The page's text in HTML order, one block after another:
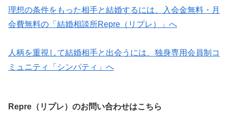
理想の条件をもった相手と結婚するには、入会金無料・月
会費無料の「結婚相談所Repre（リプレ）」へ
人柄を重視して結婚相手と出会うには、独身専用会員制コ
ミュニティ「シンパティ」へ
Repre（リプレ）のお問い合わせはこちら